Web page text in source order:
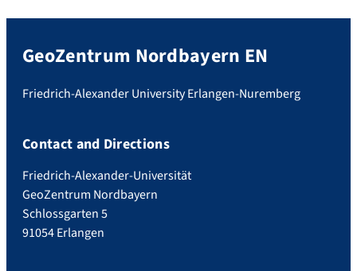
GeoZentrum Nordbayern EN
Friedrich-Alexander University Erlangen-Nuremberg
Contact and Directions
Friedrich-Alexander-Universität
GeoZentrum Nordbayern
Schlossgarten 5
91054 Erlangen